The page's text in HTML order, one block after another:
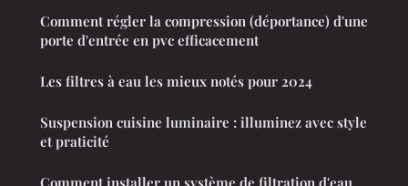
Comment régler la compression (déportance) d'une
porte d'entrée en pvc efficacement
Les filtres à eau les mieux notés pour 2024
Suspension cuisine luminaire : illuminez avec style
et praticité